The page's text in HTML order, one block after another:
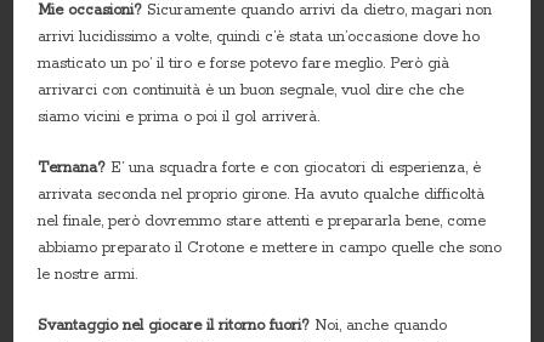
Mie occasioni? Sicuramente quando arrivi da dietro, magari non
arrivi lucidissimo a volte, quindi c’è stata un’occasione dove ho
masticato un po’ il tiro e forse potevo fare meglio. Però già
arrivarci con continuità è un buon segnale, vuol dire che che
siamo vicini e prima o poi il gol arriverà.
Ternana? E’ una squadra forte e con giocatori di esperienza, è
arrivata seconda nel proprio girone. Ha avuto qualche difficoltà
nel finale, però dovremmo stare attenti e prepararla bene, come
abbiamo preparato il Crotone e mettere in campo quelle che sono
le nostre armi.
Svantaggio nel giocare il ritorno fuori? Noi, anche quando